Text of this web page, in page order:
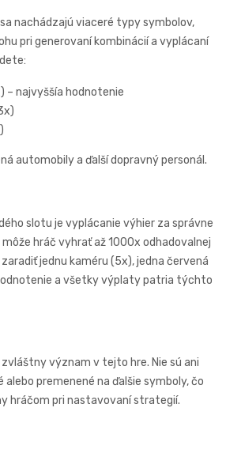
nachádzajú viaceré typy symbolov,
pri generovaní kombinácií a vyplácaní
– najvyššía hodnotenie
automobily a ďalší dopravný personál.
slotu je vyplácanie výhier za správne
môže hráč vyhrať až 1000x odhadovalnej
jednu kaméru (5x), jedna červená
a všetky výplaty patria týchto
význam v tejto hre. Nie sú ani
premenené na ďalšie symboly, čo
hráčom pri nastavovaní strategií.